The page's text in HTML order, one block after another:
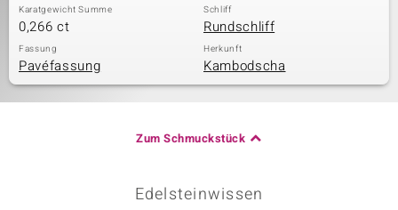
Karatgewicht Summe
0,266 ct
Schliff
Rundschliff
Fassung
Pavéfassung
Herkunft
Kambodscha
Zum Schmuckstück
Edelsteinwissen